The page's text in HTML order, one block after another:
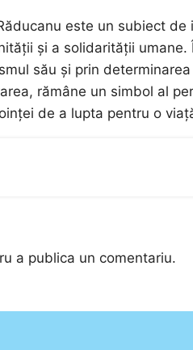
este un subiect
și a solidarității
său și prin
rămâne un simbol al
de a lupta pentru o
a publica un comentariu.